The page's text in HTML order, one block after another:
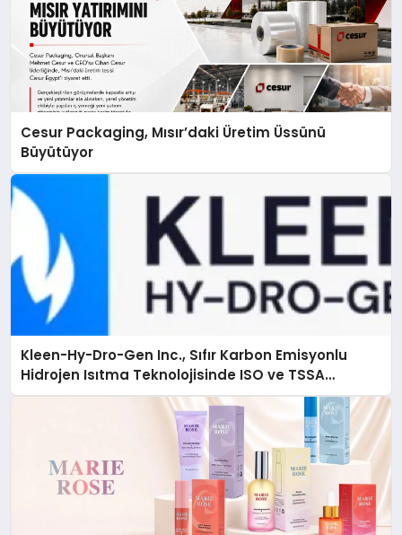
Cesur Packaging, Mısır’daki Üretim Üssünü
Büyütüyor
Kleen-Hy-Dro-Gen Inc., Sıfır Karbon Emisyonlu
Hidrojen Isıtma Teknolojisinde ISO ve TSSA
Düzenleyici Onaylarını Aldı